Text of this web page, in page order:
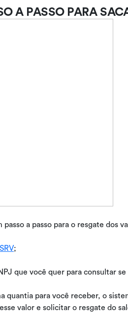
A PASSO PARA
passo a passo para o resgate dos
;
que você quer para consultar
quantia para você receber, o
valor e solicitar o resgate do